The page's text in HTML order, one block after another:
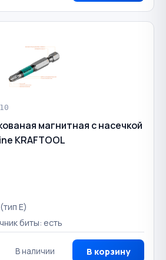
магнитная с насечкой
KRAFTOOL
Е)
биты: есть
В наличии В корзину